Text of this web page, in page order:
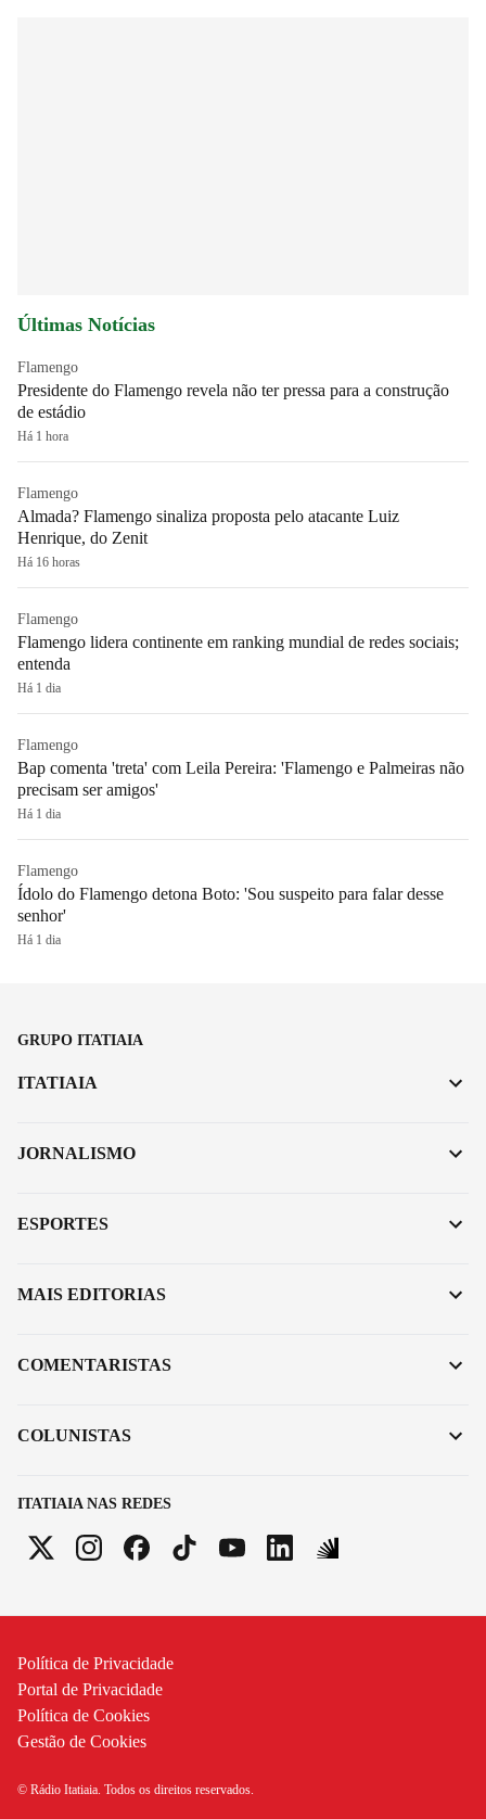
Últimas Notícias
Flamengo
Presidente do Flamengo revela não ter pressa para a construção
de estádio
Há 1 hora
Flamengo
Almada? Flamengo sinaliza proposta pelo atacante Luiz
Henrique, do Zenit
Há 16 horas
Flamengo
Flamengo lidera continente em ranking mundial de redes sociais;
entenda
Há 1 dia
Flamengo
Bap comenta 'treta' com Leila Pereira: 'Flamengo e Palmeiras não
precisam ser amigos'
Há 1 dia
Flamengo
Ídolo do Flamengo detona Boto: 'Sou suspeito para falar desse
senhor'
Há 1 dia
GRUPO ITATIAIA
ITATIAIA NAS REDES
ITATIAIA
JORNALISMO
ESPORTES
MAIS EDITORIAS
COMENTARISTAS
COLUNISTAS
Política de Privacidade
Portal de Privacidade
Política de Cookies
Gestão de Cookies
© Rádio Itatiaia. Todos os direitos reservados.